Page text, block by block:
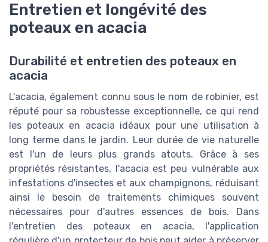
Entretien et longévité des
poteaux en acacia
Durabilité et entretien des poteaux en
acacia
L'acacia, également connu sous le nom de robinier, est
réputé pour sa robustesse exceptionnelle, ce qui rend
les poteaux en acacia idéaux pour une utilisation à
long terme dans le jardin. Leur durée de vie naturelle
est l'un de leurs plus grands atouts. Grâce à ses
propriétés résistantes, l'acacia est peu vulnérable aux
infestations d'insectes et aux champignons, réduisant
ainsi le besoin de traitements chimiques souvent
nécessaires pour d'autres essences de bois. Dans
l'entretien des poteaux en acacia, l'application